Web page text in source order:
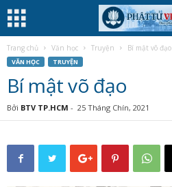
Trang chủ Văn học Truyện Bí mật võ đạo
VĂN HỌC TRUYỆN
Bí mật võ đạo
Bởi BTV TP.HCM - 25 Tháng Chín, 2021